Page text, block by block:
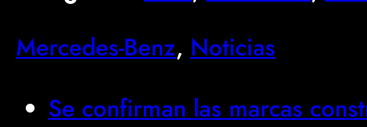
Mercedes-Benz, Noticias
Se confirman las marcas